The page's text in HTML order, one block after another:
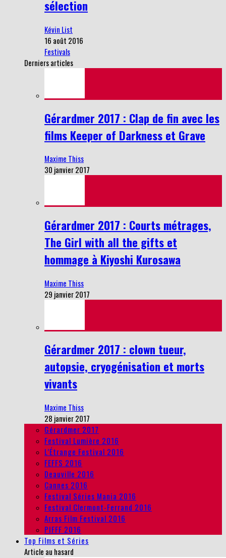
sélection
Kévin List
16 août 2016
Festivals
Derniers articles
Gérardmer 2017 : Clap de fin avec les
films Keeper of Darkness et Grave
Maxime Thiss
30 janvier 2017
Gérardmer 2017 : Courts métrages,
The Girl with all the gifts et
hommage à Kiyoshi Kurosawa
Maxime Thiss
29 janvier 2017
Gérardmer 2017 : clown tueur,
autopsie, cryogénisation et morts
vivants
Maxime Thiss
28 janvier 2017
Gérardmer 2017
Festival Lumière 2016
L’Étrange Festival 2016
FEFFS 2016
Deauville 2016
Cannes 2016
Festival Séries Mania 2016
Festival Clermont-Ferrand 2016
Arras Film Festival 2016
PIFFF 2016
Top Films et Séries
Article au hasard